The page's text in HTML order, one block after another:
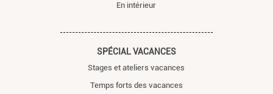
En intérieur
SPÉCIAL VACANCES
Stages et ateliers vacances
Temps forts des vacances